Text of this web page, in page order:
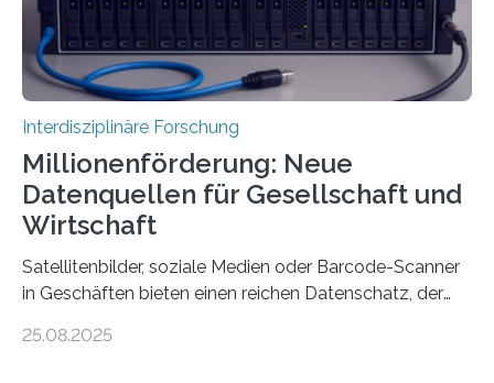
Interdisziplinäre Forschung
Millionenförderung: Neue
Datenquellen für Gesellschaft und
Wirtschaft
Satellitenbilder, soziale Medien oder Barcode-Scanner
in Geschäften bieten einen reichen Datenschatz, der
wird. Neue KI-gestützte Methoden helfen hier bei der
25.08.2025